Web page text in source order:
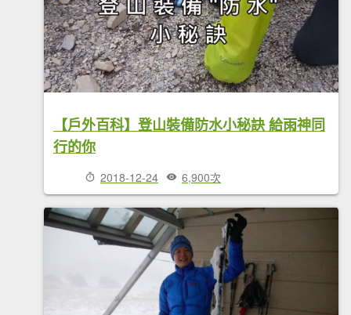
【戶外百科】登山裝備防水小秘訣 給雨神同
行的你
2018-12-24 6,900次